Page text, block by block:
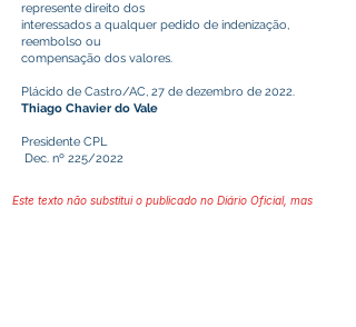
represente direito dos
interessados a qualquer pedido de indenização,
reembolso ou
compensação dos valores.
Plácido de Castro/AC, 27 de dezembro de 2022.
Thiago Chavier do Vale
Presidente CPL
Dec. nº 225/2022
Este texto não substitui o publicado no Diário Oficial, mas